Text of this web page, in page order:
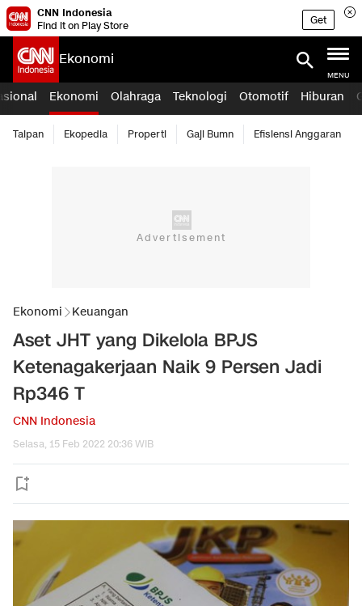
CNN Indonesia
Find it on Play Store
Get
Ekonomi
MENU
Ekonomi Olahraga Teknologi Otomotif Hiburan
Taipan Ekopedia Properti Gaji Bumn Efisiensi Anggaran
Ekonomi Keuangan
Aset JHT yang Dikelola BPJS
Ketenagakerjaan Naik 9 Persen Jadi
Rp346 T
CNN Indonesia
Selasa, 15 Feb 2022 20:36 WIB